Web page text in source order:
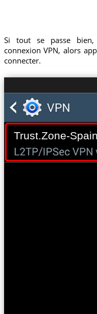
Si tout se passe
connexion VPN, alors
connecter.
Trust.Zone-Spain